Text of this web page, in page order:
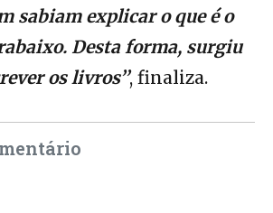
sabiam explicar o que é o
Desta forma, surgiu
os livros’’, finaliza.